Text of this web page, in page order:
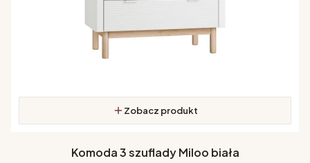
Zobacz produkt
Komoda 3 szuflady Miloo biała